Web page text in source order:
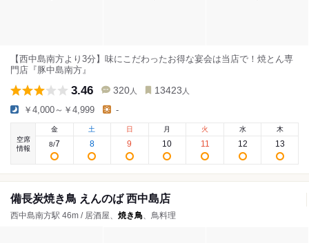
【西中島南方より3分】味にこだわったお得な宴会は当店で！焼とん専
門店『豚中島南方』
3.46 320 人 13423 人
￥4,000～￥4,999 -
空席
情報
金
8/7
土
8
日
9
月
10
火
11
水
12
木
13
備長炭焼き鳥 えんのば 西中島店
西中島南方駅 46m / 居酒屋、 焼き鳥、鳥料理